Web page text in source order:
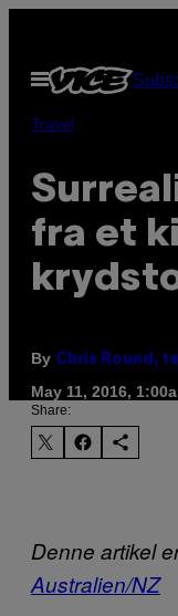
content
Open
Menu
Travel
fra et
By Chris Round,
May 11, 2016,
Share:
Denne artikel
Australien/NZ